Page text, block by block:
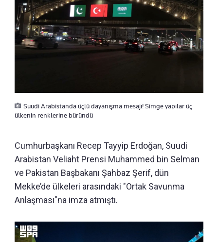
Suudi Arabistanda üçlü dayanışma mesajı! Simge yapılar üç
ülkenin renklerine büründü
Cumhurbaşkanı Recep Tayyip Erdoğan, Suudi
Arabistan Veliaht Prensi Muhammed bin Selman
ve Pakistan Başbakanı Şahbaz Şerif, dün
Mekke’de ülkeleri arasındaki "Ortak Savunma
Anlaşması"na imza atmıştı.